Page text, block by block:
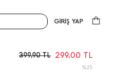
GİRİŞ YAP
399,90TL 299,00 TL
%25